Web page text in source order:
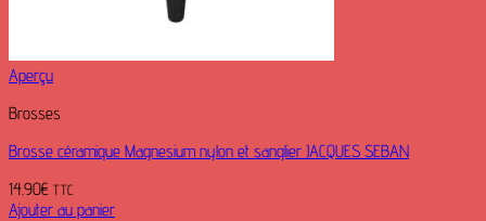
Aperçu
Brosses
Brosse céramique Magnesium nylon et sanglier JACQUES SEBAN
14.90€ TTC
Ajouter au panier